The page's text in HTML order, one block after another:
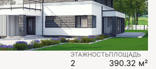
ЭТАЖНОСТЬ
2
ПЛОЩАДЬ
390.32 м²